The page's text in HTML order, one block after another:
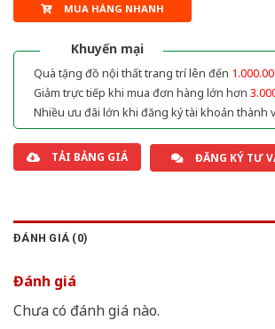
MUA HÀNG NHANH
Khuyến mại
Quà tặng đồ nội thất trang trí lên đến
Giảm trực tiếp khi mua đơn hàng lớn hơn
Nhiều ưu đãi lớn khi đăng ký tài khoản thành
TẢI BẢNG GIÁ ĐĂNG KÝ TƯ
ĐÁNH GIÁ (0)
Đánh giá
Chưa có đánh giá nào.